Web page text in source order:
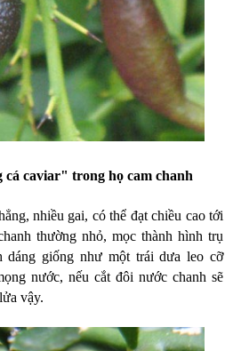
caviar" trong họ cam chanh
nhiều gai, có thể đạt chiều cao tới
thường nhỏ, mọc thành hình trụ
dáng giống như một trái dưa leo cỡ
nước, nếu cắt đôi nước chanh sẽ
vậy.